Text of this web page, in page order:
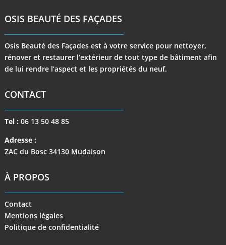
OSIS BEAUTÉ DES FAÇADES
Osis Beauté des Façades est à votre service pour nettoyer,
rénover et restaurer l’extérieur de tout type de bâtiment afin
de lui rendre l’aspect et les propriétés du neuf.
CONTACT
Tel : 06 13 50 48 85
Adresse :
ZAC du Bosc 34130 Mudaison
À PROPOS
Contact
Mentions légales
Politique de confidentialité